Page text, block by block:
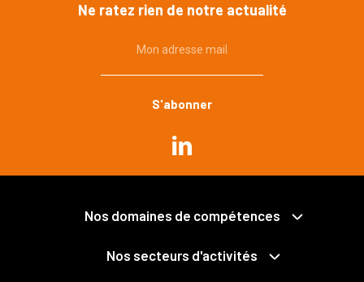
Ne ratez rien de notre actualité
Mon adresse mail
Nos domaines de compétences
Commande publique
Urbanisme, environnement
Immobilier, construction
Collectivités territoriales et intercommunalité
Fonction publique
Nos secteurs d'activités
Mobilités
Déchets